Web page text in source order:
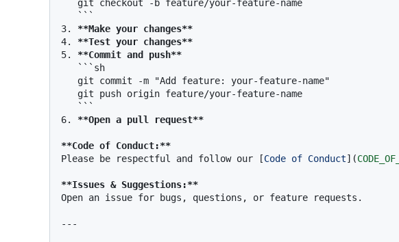
   ```
3.
**Make your changes**
4.
**Test your changes**
5.
**Commit and push**
```sh
   ```
6.
**Open a pull request**
**Code of Conduct:**
Please be respectful and follow our [Code of Conduct](
**Issues & Suggestions:**
Open an issue for bugs, questions, or feature requests.
---